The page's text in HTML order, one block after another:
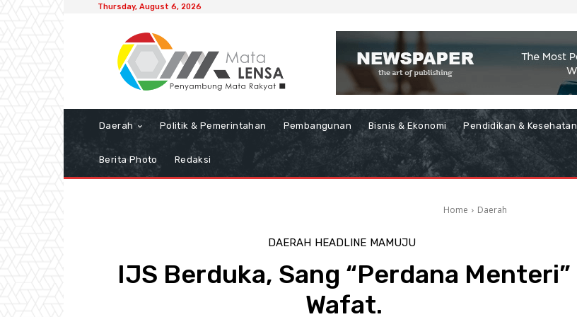
Thursday, August 6, 2026
Daerah Politik & Pemerintahan Pembangunan Bisnis & Ekonomi Pendidikan & Kesehatan
Berita Photo Redaksi
Home Daerah
DAERAH HEADLINE MAMUJU
IJS Berduka, Sang “Perdana Menteri”
Wafat.